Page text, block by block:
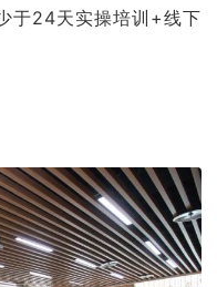
于24天实操培训+线下